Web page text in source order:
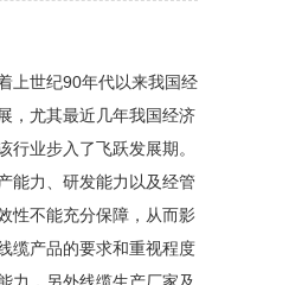
上世纪90年代以来我国经
，尤其最近几年我国经济
业步入了飞跃发展期。
能力、研发能力以及经管
性不能充分保障，从而影
缆产品的要求和重视程度